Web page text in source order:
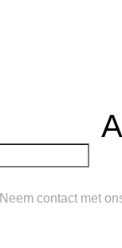
Neem contact met